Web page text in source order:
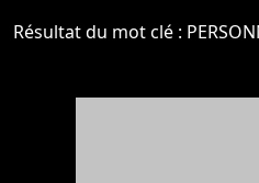
Résultat du mot clé :